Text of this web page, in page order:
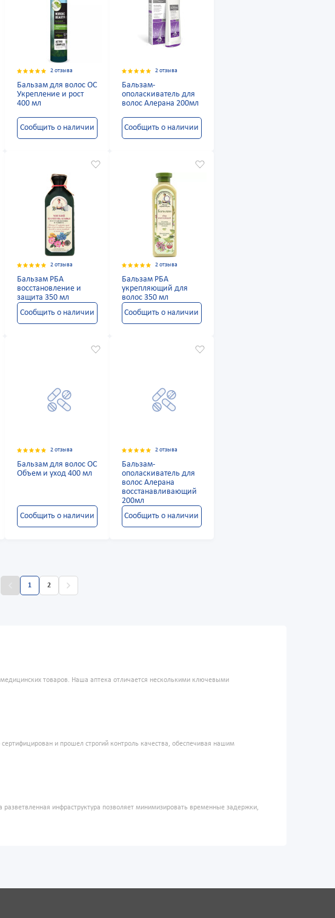
2 отзыва
Бальзам для волос ОС
Укрепление и рост
400 мл
Сообщить о наличии
2 отзыва
Бальзам-
ополаскиватель для
волос Алерана 200мл
Сообщить о наличии
2 отзыва
Бальзам РБА
восстановление и
защита 350 мл
Сообщить о наличии
2 отзыва
Бальзам РБА
укрепляющий для
волос 350 мл
Сообщить о наличии
2 отзыва
Бальзам для волос ОС
Объем и уход 400 мл
Сообщить о наличии
2 отзыва
Бальзам-
ополаскиватель для
волос Алерана
восстанавливающий
200мл
Сообщить о наличии
1 2
товаров. Наша аптека отличается несколькими ключевыми
и прошел строгий контроль качества, обеспечивая нашим
инфраструктура позволяет минимизировать временные задержки,